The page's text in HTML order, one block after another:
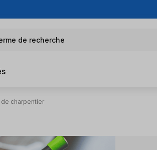
de recherche
de charpentier